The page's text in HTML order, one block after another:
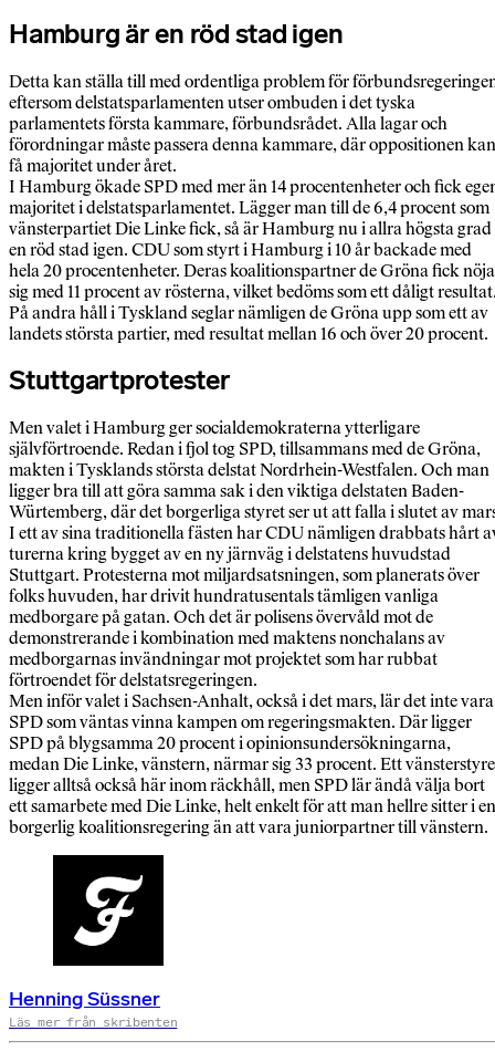
Hamburg är en röd stad igen
Detta kan ställa till med ordentliga problem för
eftersom delstatsparlamenten utser ombuden i det tyska
parlamentets första kammare, förbundsrådet. Alla lagar och
förordningar måste passera denna kammare, där oppositionen kan
få majoritet under året.
I Hamburg ökade SPD med mer än 14 procentenheter och fick
majoritet i delstatsparlamentet. Lägger man till de 6,4 procent som
vänsterpartiet Die Linke fick, så är Hamburg nu i allra högsta grad
en röd stad igen. CDU som styrt i Hamburg i 10 år backade med
hela 20 procentenheter. Deras koalitionspartner de Gröna fick nöja
sig med 11 procent av rösterna, vilket bedöms som ett dåligt
På andra håll i Tyskland seglar nämligen de Gröna upp som ett av
landets största partier, med resultat mellan 16 och över 20 procent.
Stuttgartprotester
Men valet i Hamburg ger socialdemokraterna ytterligare
självförtroende. Redan i fjol tog SPD, tillsammans med de Gröna,
makten i Tysklands största delstat Nordrhein-Westfalen. Och man
ligger bra till att göra samma sak i den viktiga delstaten Baden-
Würtemberg, där det borgerliga styret ser ut att falla i slutet av
I ett av sina traditionella fästen har CDU nämligen drabbats hårt
turerna kring bygget av en ny järnväg i delstatens huvudstad
Stuttgart. Protesterna mot miljardsatsningen, som planerats över
folks huvuden, har drivit hundratusentals tämligen vanliga
medborgare på gatan. Och det är polisens övervåld mot de
demonstrerande i kombination med maktens nonchalans av
medborgarnas invändningar mot projektet som har rubbat
förtroendet för delstatsregeringen.
Men inför valet i Sachsen-Anhalt, också i det mars, lär det inte vara
SPD som väntas vinna kampen om regeringsmakten. Där ligger
SPD på blygsamma 20 procent i opinionsundersökningarna,
medan Die Linke, vänstern, närmar sig 33 procent. Ett vänsterstyre
ligger alltså också här inom räckhåll, men SPD lär ändå välja bort
ett samarbete med Die Linke, helt enkelt för att man hellre sitter i en
borgerlig koalitionsregering än att vara juniorpartner till vänstern.
Henning Süssner
Läs mer från skribenten